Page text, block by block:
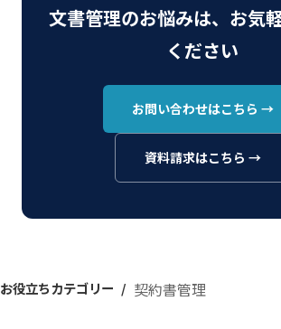
文書管理のお悩みは、お気
ください
お問い合わせはこちら →
資料請求はこちら →
お役立ちカテゴリー 契約書管理